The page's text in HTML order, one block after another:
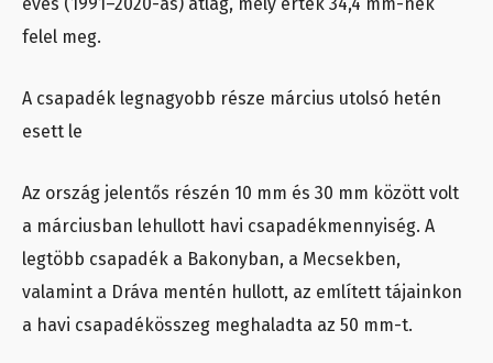
éves (1991–2020-as) átlag, mely érték 34,4 mm-nek
felel meg.
A csapadék legnagyobb része március utolsó hetén
esett le
Az ország jelentős részén 10 mm és 30 mm között volt
a márciusban lehullott havi csapadékmennyiség. A
legtöbb csapadék a Bakonyban, a Mecsekben,
valamint a Dráva mentén hullott, az említett tájainkon
a havi csapadékösszeg meghaladta az 50 mm-t.